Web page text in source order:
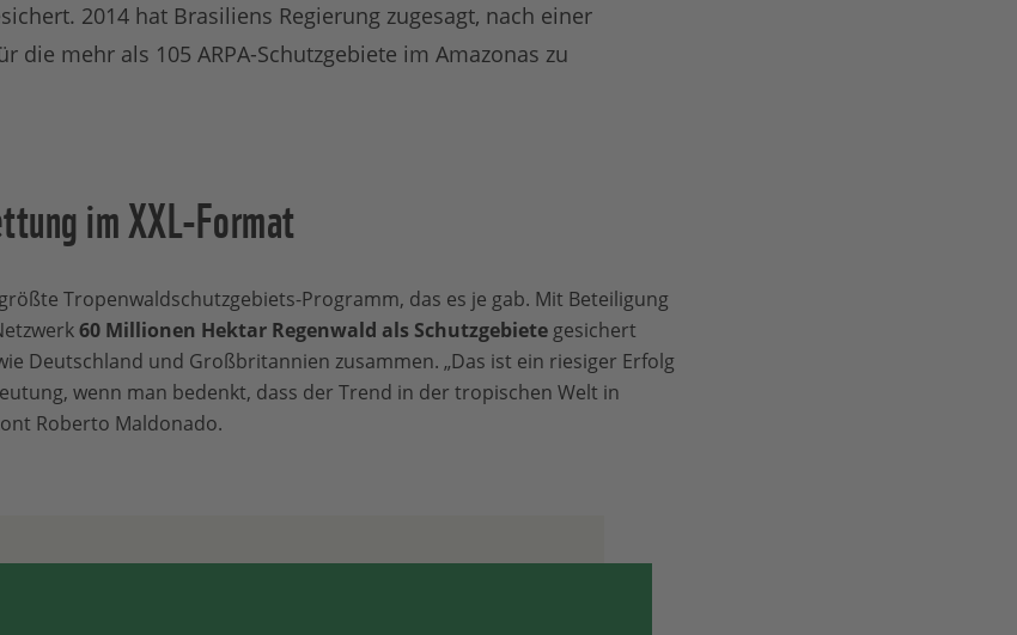
2014 hat Brasiliens Regierung zugesagt, nach einer
die mehr als 105 ARPA-Schutzgebiete im Amazonas zu
im XXL-Format
Tropenwaldschutzgebiets-Programm, das es je gab. Mit Beteiligung
60 Millionen Hektar Regenwald als Schutzgebietegesichert
Deutschland und Großbritannien zusammen. „Das ist ein riesiger Erfolg
wenn man bedenkt, dass der Trend in der tropischen Welt in
Roberto Maldonado.